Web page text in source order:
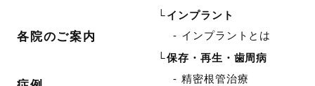
各院のご案内
インプラント
インプラントとは
保存・再生・歯周病
精密根管治療